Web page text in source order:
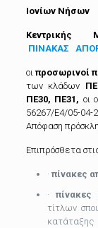
Ιονίων
ΠΙΝΑΚΑΣ
οιπροσωρινοί
των κλάδων
ΠΕ30, ΠΕ31, οι
56267/Ε4/05-
Απόφαση
Επιπρόσθετα
· πίνακες
·
τίτλων
κατάταξης